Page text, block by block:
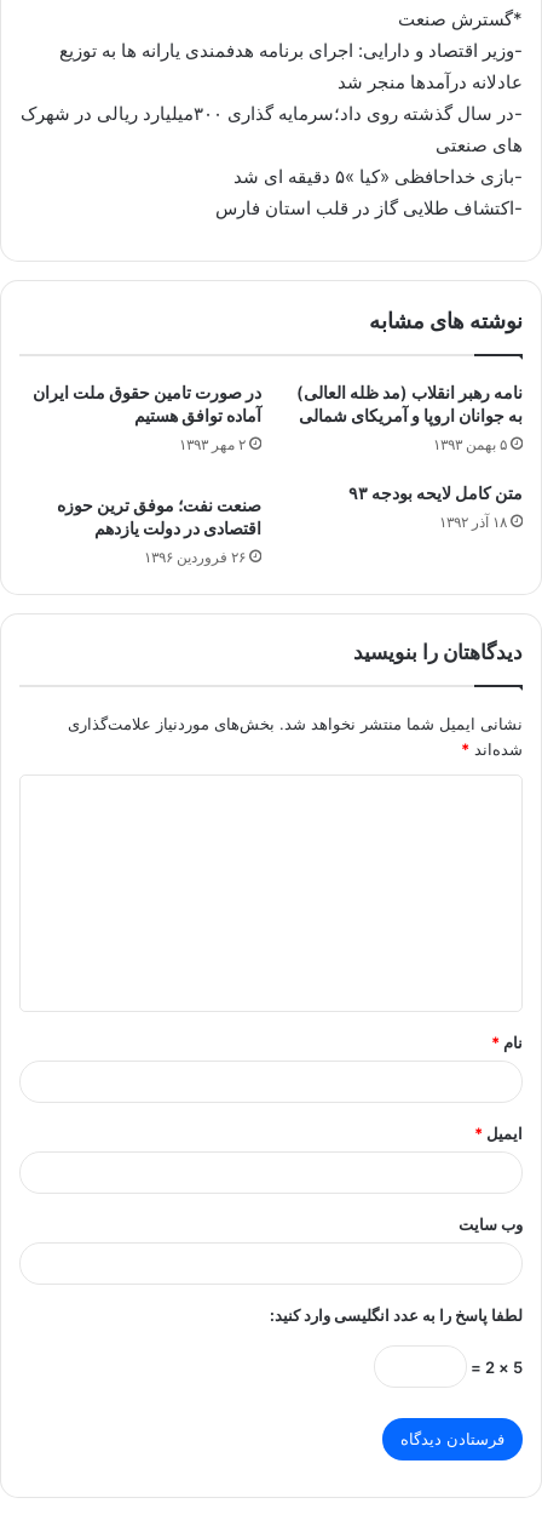
*گسترش صنعت
-وزیر اقتصاد و دارایی: اجرای برنامه هدفمندی یارانه ها به توزیع
عادلانه درآمدها منجر شد
-در سال گذشته روی داد؛سرمایه گذاری ۳۰۰میلیارد ریالی در شهرک
های صنعتی
-بازی خداحافظی «کیا »۵ دقیقه ای شد
-اکتشاف طلایی گاز در قلب استان فارس
نوشته های مشابه
نامه رهبر انقلاب (مد ظله العالی)
به جوانان اروپا و آمریکای شمالی
۵ بهمن ۱۳۹۳
در صورت تامین حقوق ملت ایران
آماده توافق هستیم
۲ مهر ۱۳۹۳
متن کامل لایحه بودجه ۹۳
۱۸ آذر ۱۳۹۲
صنعت نفت؛ موفق ترین حوزه
اقتصادی در دولت یازدهم
۲۶ فروردین ۱۳۹۶
دیدگاهتان را بنویسید
نشانی ایمیل شما منتشر نخواهد شد. بخش‌های موردنیاز علامت‌گذاری
شده‌اند *
*
نام *
ایمیل *
وب‌ سایت
لطفا پاسخ را به عدد انگلیسی وارد کنید:
5 × 2 =